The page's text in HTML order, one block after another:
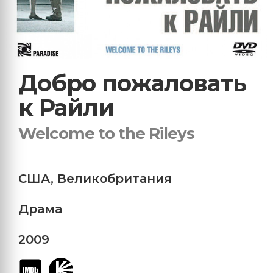
Добро пожаловать
к Райли
Welcome to the Rileys
США, Великобритания
Драма
2009